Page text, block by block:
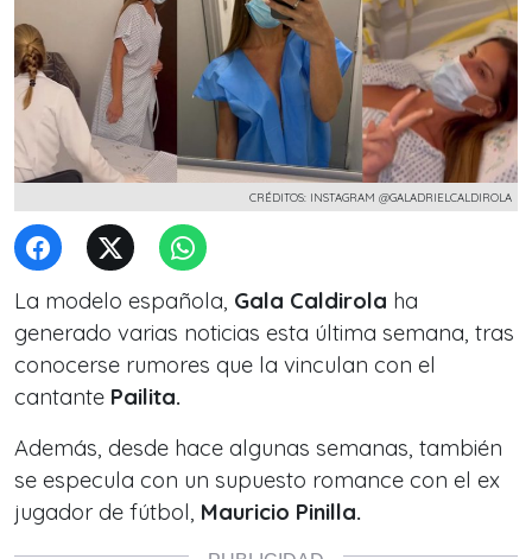
CRÉDITOS: INSTAGRAM @GALADRIELCALDIROLA
La modelo española, Gala Caldirola ha
generado varias noticias esta última semana, tras
conocerse rumores que la vinculan con el
cantante Pailita.
Además, desde hace algunas semanas, también
se especula con un supuesto romance con el ex
jugador de fútbol, Mauricio Pinilla.